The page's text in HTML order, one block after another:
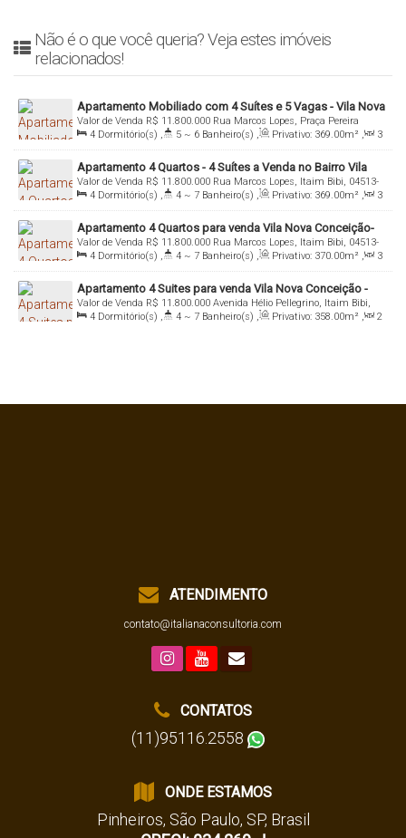
Não é o que você queria? Veja estes imóveis
relacionados!
Apartamento Mobiliado com 4 Suítes e 5 Vagas - Vila Nova
Conceição
R$ 11.800.000
Valor de Venda
Rua Marcos Lopes, Praça Pereira
Coutinho, 04513-080, Vila Nova Conceição, São Paulo, São Paulo,
Brasil
4 Dormitório(s) , 5 ~ 6 Banheiro(s) , Privativo: 369.00m² ,
3
Sala(s) , 4 Suíte(s) , Total: 369.00m² , 5 Vaga(s) ,
Útil:
369.00m²
Apartamento 4 Quartos - 4 Suítes a Venda no Bairro Vila
Nova Conceição - São Paulo
R$ 11.800.000
Valor de Venda
Rua Marcos Lopes, Itaim Bibi, 04513-
080, Vila Nova Conceição, São Paulo, São Paulo, Brasil
4 Dormitório(s) , 4 ~ 7 Banheiro(s) , Privativo: 369.00m² ,
3
Sala(s) , 4 Suíte(s) , Total: 369.00m² , 6 Vaga(s) ,
Útil:
369.00m²
Apartamento 4 Quartos para venda Vila Nova Conceição-
São Paulo
R$ 11.800.000
Valor de Venda
Rua Marcos Lopes, Itaim Bibi, 04513-
080, Vila Nova Conceição, São Paulo, São Paulo, Brasil
4 Dormitório(s) , 4 ~ 7 Banheiro(s) , Privativo: 370.00m² ,
3
Sala(s) , 4 Suíte(s) , Total: 370.00m² , 6 Vaga(s) ,
Útil:
370.00m²
Apartamento 4 Suites para venda Vila Nova Conceição -
São Paulo
R$ 11.800.000
Valor de Venda
Avenida Hélio Pellegrino, Itaim Bibi,
04513-100, Vila Nova Conceição, São Paulo, São Paulo, Brasil
4 Dormitório(s) , 4 ~ 7 Banheiro(s) , Privativo: 358.00m² ,
2
ATENDIMENTO
contato@italianaconsultoria.com
CONTATOS
(11)95116.2558
ONDE ESTAMOS
Pinheiros, São Paulo, SP, Brasil